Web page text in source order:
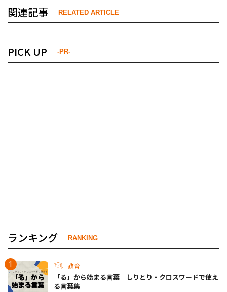
関連記事 RELATED ARTICLE
PICK UP -PR-
ランキング RANKING
教育
「る」から始まる言葉｜しりとり・クロスワードで使え
る言葉集